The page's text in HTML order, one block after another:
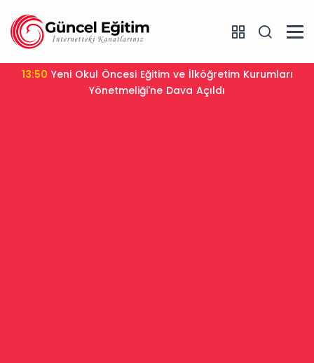
13:50
Yönetmeliği'ne Dava Açıldı